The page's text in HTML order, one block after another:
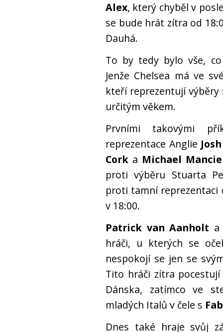
Alex, který chyběl v
se bude hrát zítra od
Dauhá.
To by tedy bylo vše,
Jenže Chelsea má ve
kteří reprezentují výběry
určitým věkem.
Prvními takovými
reprezentace Anglie
Cork a Michael
proti výběru Stuarta
proti tamní reprezentaci
v 18:00.
Patrick van Aanholt a
hráči, u kterých se
nespokojí se jen se
Tito hráči zítra
Dánska, zatímco ve
mladých Italů v čele s
Dnes také hraje svůj